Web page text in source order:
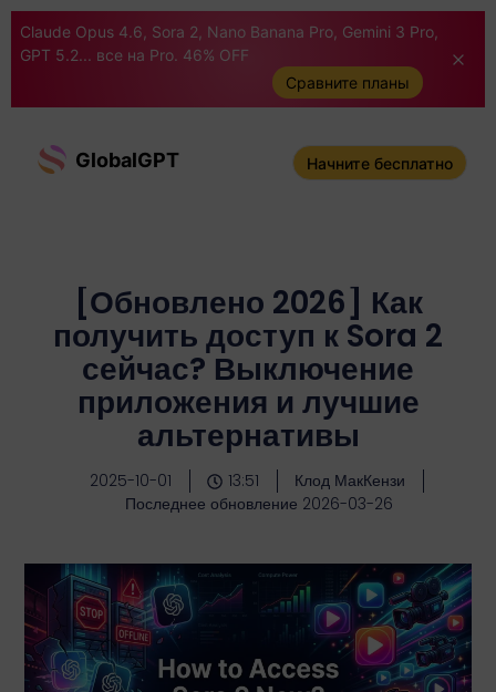
Claude Opus 4.6, Sora 2, Nano Banana Pro, Gemini 3 Pro,
GPT 5.2... все на Pro. 46% OFF
Сравните планы
GlobalGPT Начните бесплатно
[Обновлено 2026] Как
получить доступ к Sora 2
сейчас? Выключение
приложения и лучшие
альтернативы
2025-10-01 13:51
Клод МакКензи
Последнее обновление 2026-03-26